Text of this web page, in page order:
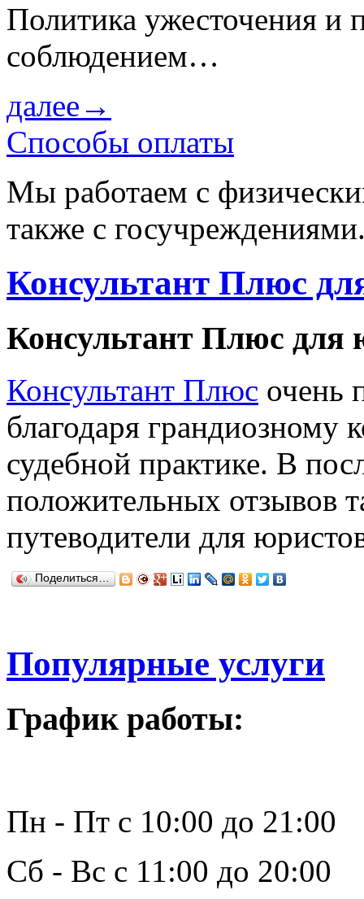
Политика ужесточения и
соблюдением…
далее→
Способы оплаты
Мы работаем с
также с
Консультант Плюс
Консультант Плюс для
Консультант Плюс очень
благодаря грандиозному
судебной практике. В
положительных отзывов
путеводители для
Поделиться…
Популярные услуги
График работы:
Пн - Пт с 10:00 до 21:00
Сб - Вс с 11:00 до 20:00